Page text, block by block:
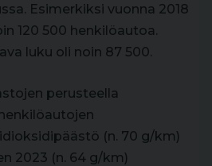
Esimerkiksi vuonna 2018
120 500 henkilöautoa.
luku oli noin 87 500.
perusteella
(n. 70 g/km)
2023 (n. 64 g/km)